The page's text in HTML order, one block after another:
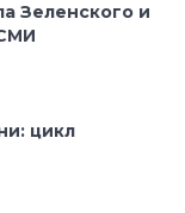
Зеленского и
цикл